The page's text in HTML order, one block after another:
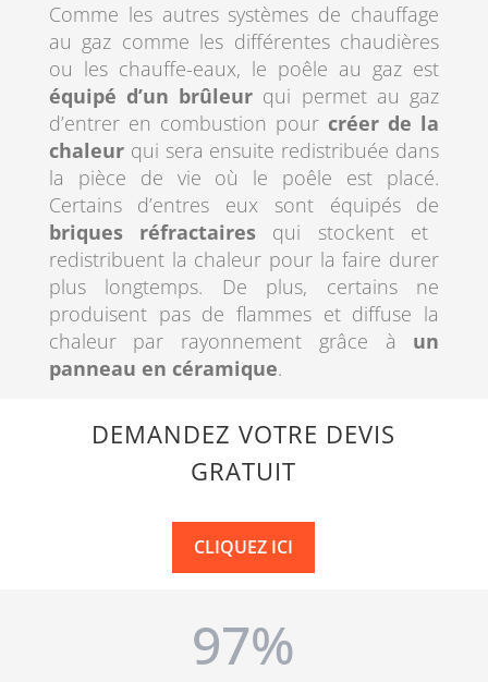
Comme les autres systèmes de chauffage
au gaz comme les différentes chaudières
ou les chauffe-eaux, le poêle au gaz est
équipé d’un brûleur qui permet au gaz
d’entrer en combustion pour créer de la
chaleurqui sera ensuite redistribuée dans
la pièce de vie où le poêle est placé.
Certains d’entres eux sont équipés de
briques réfractaires qui stockent et
redistribuent la chaleur pour la faire durer
plus longtemps. De plus, certains ne
produisent pas de flammes et diffuse la
chaleur par rayonnement grâce à un
panneau en céramique.
DEMANDEZ VOTRE DEVIS
GRATUIT
CLIQUEZ ICI
97%